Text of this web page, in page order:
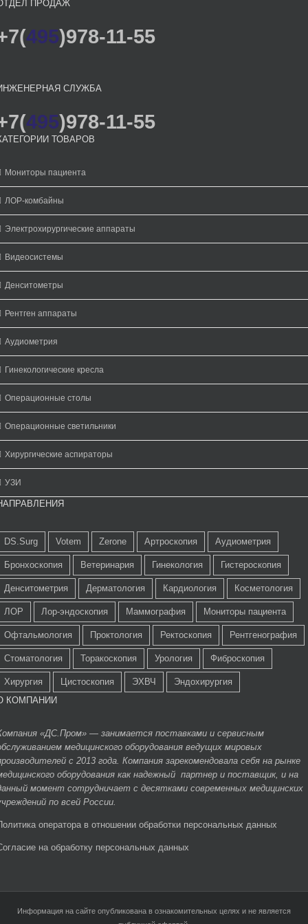
ПРОДАЖ
495)978-11-55
СЛУЖБА
495)978-11-55
ТОВАРОВ
Мониторы пациента
ЛОР-комбайны
Электрохирургические аппараты
Видеосистемы
Денситометры
Рентген аппараты
Аудиометрия
Гинекологические кресла
Операционные столы
Операционные светильники
Хирургические аспираторы
УЗИ
DS.Surg Votem Zerone Артроскопия Аудиометрия
Бронхоскопия Ветеринария Гинекология Гистероскопия
Денситометрия Дерматология Кардиология Косметология
ЛОР Лор-эндоскопия Маммография Мониторы пациента
Офтальмология Проктология Ректоскопия Рентгенография
Стоматология Торакоскопия Урология Фиброскопия
Хирургия Цистоскопия ЭХВЧ
Эндохирургия
КОМПАНИИ
«ДС.Пром» — занимается поставками и сервисным
медицинского оборудования ведущих мировых
с 2013 года. Компания зарекомендовала себя на рынке
оборудования как надежный партнер и поставщик, и на
момент сотрудничает с десятками современных медицинских
по всей России.
оператора в отношении обработки персональных данных
на обработку персональных данных
Информация на сайте опубликована в ознакомительных целях и не является